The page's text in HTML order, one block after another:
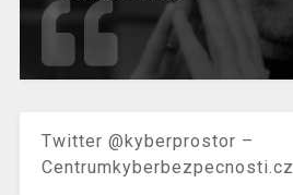
Twitter @kyberprostor –
Centrumkyberbezpecnosti.cz